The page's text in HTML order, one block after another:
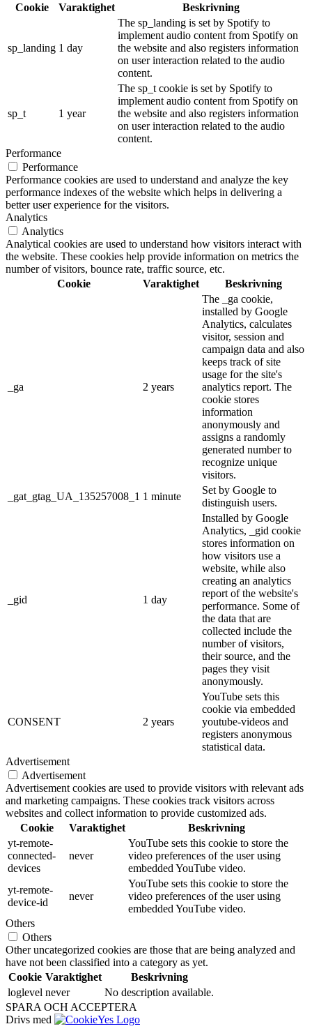
Cookie
Varaktighet Beskrivning
sp_landing 1 day
The sp_landing is set by Spotify to
implement audio content from Spotify on
the website and also registers information
on user interaction related to the audio
content.
sp_t 1 year
The sp_t cookie is set by Spotify to
implement audio content from Spotify on
the website and also registers information
on user interaction related to the audio
content.
Performance
Performance
Performance cookies are used to understand and analyze the key
performance indexes of the website which helps in delivering a
better user experience for the visitors.
Analytics
Analytics
Analytical cookies are used to understand how visitors interact with
the website. These cookies help provide information on metrics the
number of visitors, bounce rate, traffic source, etc.
Cookie
Varaktighet Beskrivning
_ga 2 years
The _ga cookie,
installed by Google
Analytics, calculates
visitor, session and
campaign data and also
keeps track of site
usage for the site's
analytics report. The
cookie stores
information
anonymously and
assigns a randomly
generated number to
recognize unique
visitors.
_gat_gtag_UA_135257008_1 1 minute
Set by Google to
distinguish users.
_gid 1 day
Installed by Google
Analytics, _gid cookie
stores information on
how visitors use a
website, while also
creating an analytics
report of the website's
performance. Some of
the data that are
collected include the
number of visitors,
their source, and the
pages they visit
anonymously.
CONSENT 2 years
YouTube sets this
cookie via embedded
youtube-videos and
registers anonymous
statistical data.
Advertisement
Advertisement
Advertisement cookies are used to provide visitors with relevant ads
and marketing campaigns. These cookies track visitors across
websites and collect information to provide customized ads.
Cookie
Varaktighet
Beskrivning
yt-remote-
connected-
devices
never
YouTube sets this cookie to store the
video preferences of the user using
embedded YouTube video.
yt-remote-
device-id
never
YouTube sets this cookie to store the
video preferences of the user using
embedded YouTube video.
Others
Others
Other uncategorized cookies are those that are being analyzed and
have not been classified into a category as yet.
Cookie Varaktighet
Beskrivning
loglevel never
No description available.
SPARA OCH ACCEPTERA
Drivs med